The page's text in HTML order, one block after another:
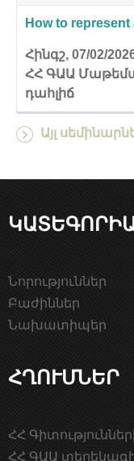
How to
Հինգշ, 07/02/
ՀՀ ԳԱԱ
դահլիճ
Այլ
Նորություններ
Բաժիններ
Նախատիպեր
ՀՂՈՒՄՆԵՐ
ՀՀ
ՀՀ ԳԱԱ